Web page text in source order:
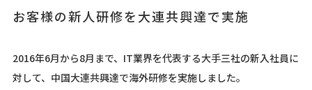
お客様の新人研修を大連共興達で実施
2016年6月から8月まで、IT業界を代表する大手三社の新入社員に
対して、中国大連共興達で海外研修を実施しました。